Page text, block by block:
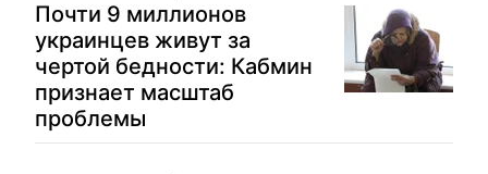
Почти 9 миллионов
украинцев живут за
чертой бедности: Кабмин
признает масштаб
проблемы